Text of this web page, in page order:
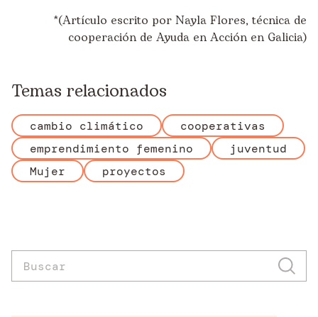
*(Artículo escrito por Nayla Flores, técnica de
cooperación de Ayuda en Acción en Galicia)
Temas relacionados
cambio climático
cooperativas
emprendimiento femenino
juventud
Mujer
proyectos